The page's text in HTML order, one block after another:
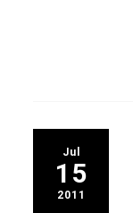
Jul
15
2011